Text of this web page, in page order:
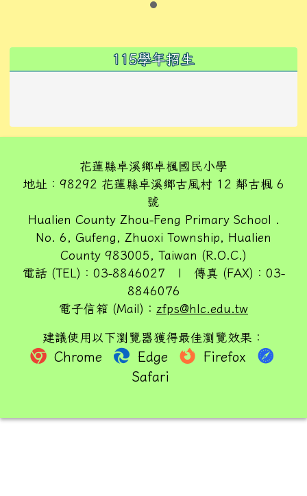
115學年招生
花蓮縣卓溪鄉卓楓國民小學
地址：98292 花蓮縣卓溪鄉古風村 12 鄰古楓 6
號
Hualien County Zhou-Feng Primary School .
No. 6, Gufeng, Zhuoxi Township, Hualien
County 983005, Taiwan (R.O.C.)
電話 (TEL)：03-8846027 | 傳真 (FAX)：03-
8846076
電子信箱 (Mail)： zfps@hlc.edu.tw
建議使用以下瀏覽器獲得最佳瀏覽效果：
Chrome Edge
Firefox
Safari